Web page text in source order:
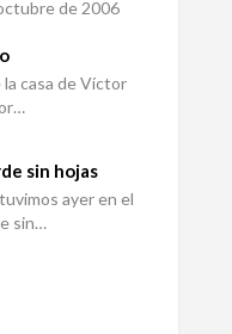
de 2006
la casa de Víctor
sin hojas
ayer en el
sin…